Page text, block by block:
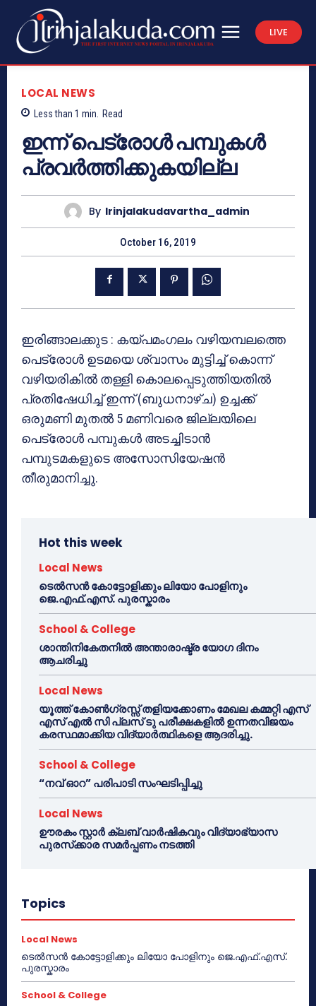
LIVE
LOCAL NEWS
Less than 1 min. Read
ഇന്ന് പെട്രോള്‍ പമ്പുകള്‍
പ്രവര്‍ത്തിക്കുകയില്ല
By Irinjalakudavartha_admin
October 16, 2019
ഇരിങ്ങാലക്കുട : കയ്പമംഗലം വഴിയമ്പലത്തെ
പെട്രോള്‍ ഉടമയെ ശ്വാസം മുട്ടിച്ച് കൊന്ന്
വഴിയരികില്‍ തള്ളി കൊലപ്പെടുത്തിയതില്‍
പ്രതിഷേധിച്ച് ഇന്ന് (ബുധനാഴ്ച) ഉച്ചക്ക്
ഒരുമണി മുതല്‍ 5 മണിവരെ ജില്ലയിലെ
പെട്രോള്‍ പമ്പുകള്‍ അടച്ചിടാന്‍
പമ്പുടമകളുടെ അസോസിയേഷന്‍
തീരുമാനിച്ചു.
Hot this week
Local News
ടെൽസൻ കോട്ടോളിക്കും ലിയോ പോളിനും
ജെ.എഫ്.എസ്. പുരസ്കാരം
School & College
ശാന്തിനികേതനിൽ അന്താരാഷ്ട്ര യോഗ ദിനം
ആചരിച്ചു
Local News
യൂത്ത് കോൺഗ്രസ്സ് തളിയക്കോണം മേഖല കമ്മറ്റി എസ്
എസ് എൽ സി പ്ലസ് ടു പരീക്ഷകളിൽ ഉന്നതവിജയം
കരസ്ഥമാക്കിയ വിദ്യാർത്ഥികളെ ആദരിച്ചു.
School & College
“നവ് ഓറ” പരിപാടി സംഘടിപ്പിച്ചു
Local News
ഊരകം സ്റ്റാർ ക്ലബ് വാർഷികവും വിദ്യാഭ്യാസ
പുരസ്‌ക്കാര സമർപ്പണം നടത്തി
Topics
Local News
ടെൽസൻ കോട്ടോളിക്കും ലിയോ പോളിനും ജെ.എഫ്.എസ്.
പുരസ്കാരം
School & College